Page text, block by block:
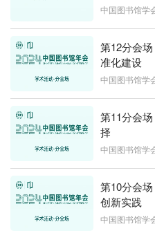
中国图书馆学
第12分会
准化建设
中国图书馆学
第11分会
择
中国图书馆学
第10分会
创新实践
中国图书馆学